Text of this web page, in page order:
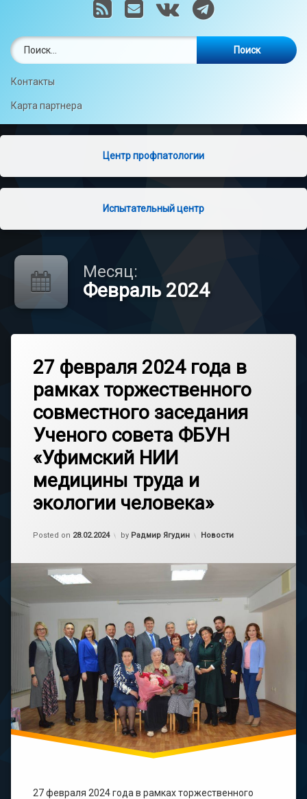
RSS E-mailVK Telegram
Контакты
Карта партнера
Центр профпатологии
Испытательный центр
Месяц:
Февраль 2024
27 февраля 2024 года в
рамках торжественного
совместного заседания
Ученого совета ФБУН
«Уфимский НИИ
медицины труда и
экологии человека»
Posted on 28.02.2024
Обновлено на 28.02.2024
by Радмир Ягудин Категории:
Новости
27 февраля 2024 года в рамках торжественного